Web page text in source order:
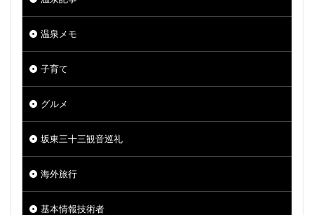
温泉メモ
子育て
グルメ
坂東三十三観音巡礼
海外旅行
基本情報技術者